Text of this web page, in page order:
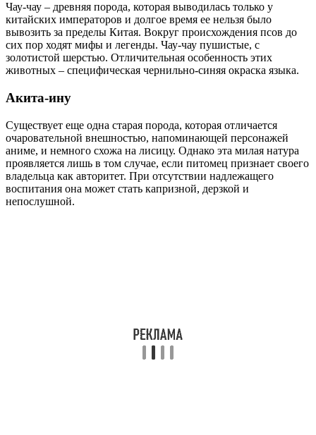
Чау-чау – древняя порода, которая выводилась только у
китайских императоров и долгое время ее нельзя было
вывозить за пределы Китая. Вокруг происхождения псов до
сих пор ходят мифы и легенды. Чау-чау пушистые, с
золотистой шерстью. Отличительная особенность этих
животных – специфическая чернильно-синяя окраска языка.
Акита-ину
Существует еще одна старая порода, которая отличается
очаровательной внешностью, напоминающей персонажей
аниме, и немного схожа на лисицу. Однако эта милая натура
проявляется лишь в том случае, если питомец признает своего
владельца как авторитет. При отсутствии надлежащего
воспитания она может стать капризной, дерзкой и
непослушной.